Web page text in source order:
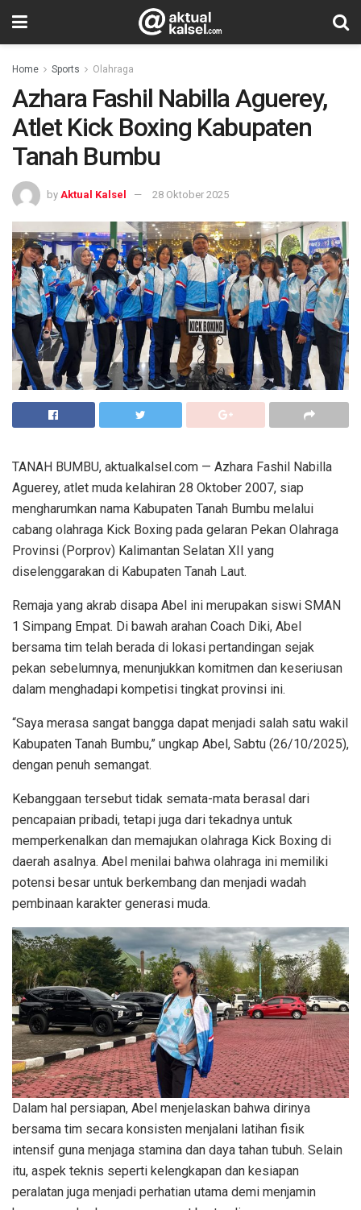
Home Sports Olahraga
Azhara Fashil Nabilla Aguerey,
Atlet Kick Boxing Kabupaten
Tanah Bumbu
by Aktual Kalsel 28 Oktober 2025
TANAH BUMBU, aktualkalsel.com — Azhara Fashil Nabilla
Aguerey, atlet muda kelahiran 28 Oktober 2007, siap
mengharumkan nama Kabupaten Tanah Bumbu melalui
cabang olahraga Kick Boxing pada gelaran Pekan Olahraga
Provinsi (Porprov) Kalimantan Selatan XII yang
diselenggarakan di Kabupaten Tanah Laut.
Remaja yang akrab disapa Abel ini merupakan siswi SMAN
1 Simpang Empat. Di bawah arahan Coach Diki, Abel
bersama tim telah berada di lokasi pertandingan sejak
pekan sebelumnya, menunjukkan komitmen dan keseriusan
dalam menghadapi kompetisi tingkat provinsi ini.
“Saya merasa sangat bangga dapat menjadi salah satu wakil
Kabupaten Tanah Bumbu,” ungkap Abel, Sabtu (26/10/2025),
dengan penuh semangat.
Kebanggaan tersebut tidak semata-mata berasal dari
pencapaian pribadi, tetapi juga dari tekadnya untuk
memperkenalkan dan memajukan olahraga Kick Boxing di
daerah asalnya. Abel menilai bahwa olahraga ini memiliki
potensi besar untuk berkembang dan menjadi wadah
pembinaan karakter generasi muda.
Dalam hal persiapan, Abel menjelaskan bahwa dirinya
bersama tim secara konsisten menjalani latihan fisik
intensif guna menjaga stamina dan daya tahan tubuh. Selain
itu, aspek teknis seperti kelengkapan dan kesiapan
peralatan juga menjadi perhatian utama demi menjamin